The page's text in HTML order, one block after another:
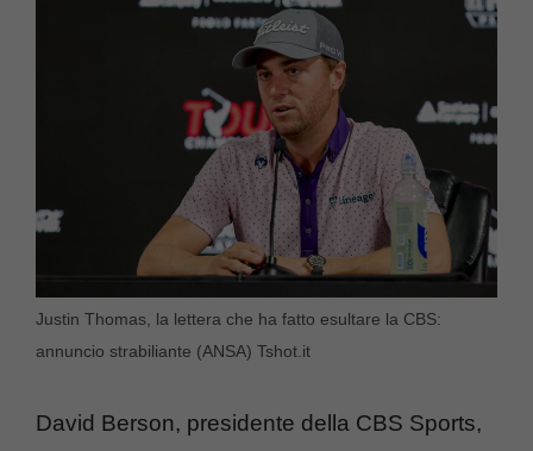
Justin Thomas, la lettera che ha fatto esultare la CBS:
annuncio strabiliante (ANSA) Tshot.it
David Berson, presidente della CBS Sports,